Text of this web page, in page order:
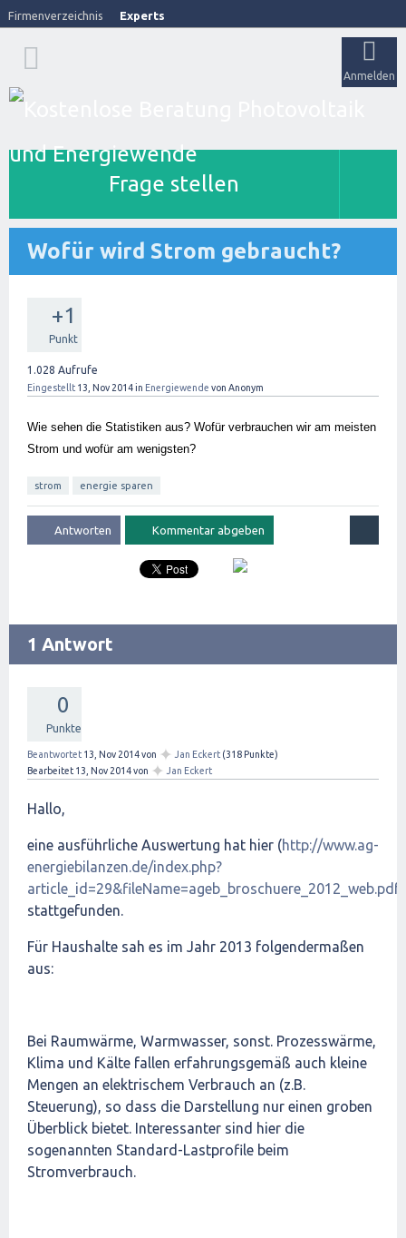
Firmenverzeichnis Experts
Anmelden
Frage stellen
Wofür wird Strom gebraucht?
+1
Punkt
1.028 Aufrufe
Eingestellt 13, Nov 2014in Energiewende von Anonym
Wie sehen die Statistiken aus? Wofür verbrauchen wir am meisten
Strom und wofür am wenigsten?
strom energie sparen
1 Antwort
0
Punkte
Beantwortet 13, Nov 2014von ✦ Jan Eckert (318 Punkte)
Bearbeitet 13, Nov 2014von ✦ Jan Eckert
Hallo,
eine ausführliche Auswertung hat hier (http://www.ag-
energiebilanzen.de/index.php?
article_id=29&fileName=ageb_broschuere_2012_web.pdf
stattgefunden.
Für Haushalte sah es im Jahr 2013 folgendermaßen
aus:
Bei Raumwärme, Warmwasser, sonst. Prozesswärme,
Klima und Kälte fallen erfahrungsgemäß auch kleine
Mengen an elektrischem Verbrauch an (z.B.
Steuerung), so dass die Darstellung nur einen groben
Überblick bietet. Interessanter sind hier die
sogenannten Standard-Lastprofile beim
Stromverbrauch.